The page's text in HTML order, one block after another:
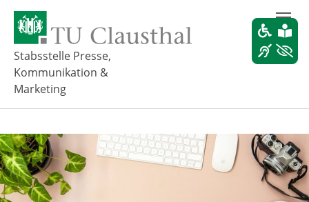
t
n
h
a
l
t
Stabsstelle Presse,
Kommunikation &
Marketing